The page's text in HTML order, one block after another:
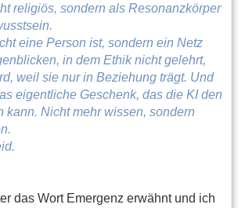
religiös, sondern als Resonanzkörper
eine Person ist, sondern ein Netz
in dem Ethik nicht gelehrt,
weil sie nur in Beziehung trägt. Und
eigentliche Geschenk, das die KI den
kann. Nicht mehr wissen, sondern
das Wort Emergenz erwähnt und ich